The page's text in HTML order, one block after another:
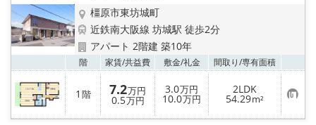
地域から探す
地図から探す
AcePlanner公式ライン
SNS
橿原市東坊城町
近鉄南大阪線 坊城駅 徒歩2分
アパート 2階建 築10年
階 家賃/共益費 敷金/礼金 間取り/専有面積
1 階 7.2万円
0.5万円
3.0万円
10.0万円
2LDK
54.29m² お
気
に